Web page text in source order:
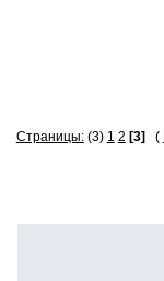
Страницы:(3) 1 2 [3] (